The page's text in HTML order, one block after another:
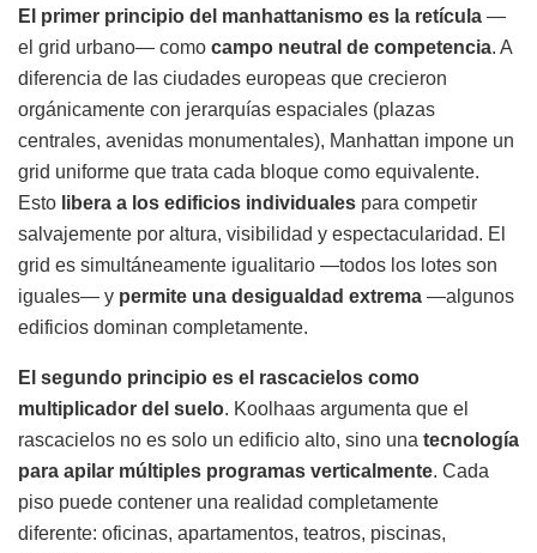
El primer principio del manhattanismo es la retícula —
el grid urbano— como campo neutral de competencia. A
diferencia de las ciudades europeas que crecieron
orgánicamente con jerarquías espaciales (plazas
centrales, avenidas monumentales), Manhattan impone un
grid uniforme que trata cada bloque como equivalente.
Esto libera a los edificios individuales para competir
salvajemente por altura, visibilidad y espectacularidad. El
grid es simultáneamente igualitario —todos los lotes son
iguales— y permite una desigualdad extrema —algunos
edificios dominan completamente.
El segundo principio es el rascacielos como
multiplicador del suelo. Koolhaas argumenta que el
rascacielos no es solo un edificio alto, sino una tecnología
para apilar múltiples programas verticalmente. Cada
piso puede contener una realidad completamente
diferente: oficinas, apartamentos, teatros, piscinas,